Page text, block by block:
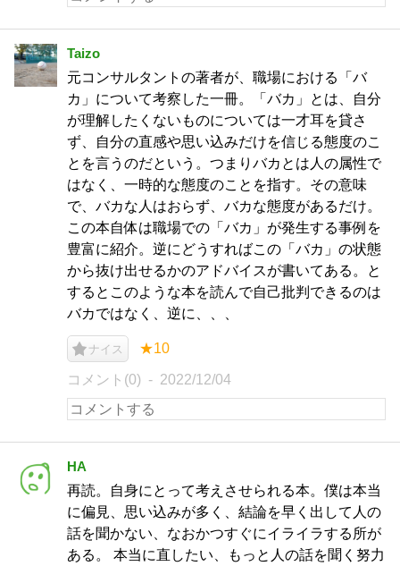
Taizo
元コンサルタントの著者が、職場における「バ
カ」について考察した一冊。「バカ」とは、自分
が理解したくないものについては一才耳を貸さ
ず、自分の直感や思い込みだけを信じる態度のこ
とを言うのだという。つまりバカとは人の属性で
はなく、一時的な態度のことを指す。その意味
で、バカな人はおらず、バカな態度があるだけ。
この本自体は職場での「バカ」が発生する事例を
豊富に紹介。逆にどうすればこの「バカ」の状態
から抜け出せるかのアドバイスが書いてある。と
するとこのような本を読んで自己批判できるのは
バカではなく、逆に、、、
ナイス ★10
コメント(0) 2022/12/04
HA
再読。自身にとって考えさせられる本。僕は本当
に偏見、思い込みが多く、結論を早く出して人の
話を聞かない、なおかつすぐにイライラする所が
ある。 本当に直したい、もっと人の話を聞く努力